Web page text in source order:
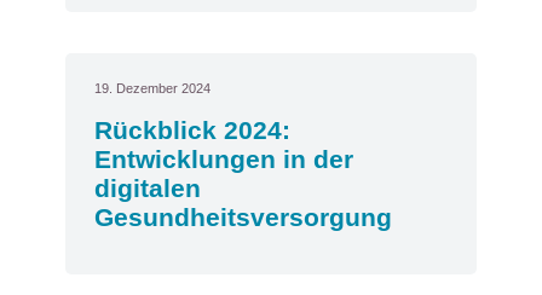
19. Dezember 2024
Rückblick 2024:
Entwicklungen in der
digitalen
Gesundheitsversorgung